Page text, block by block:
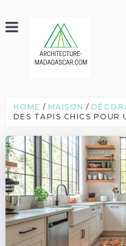
HOME MAISON
DES TAPIS CHICS POUR